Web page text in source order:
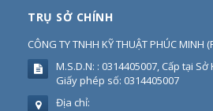
TRỤ SỞ CHÍNH
CÔNG TY TNHH KỸ THUẬT PHÚC MINH (
M.S.D.N: : 0314405007, Cấp tại Sở
Giấy phép số: 0314405007
Địa chỉ: